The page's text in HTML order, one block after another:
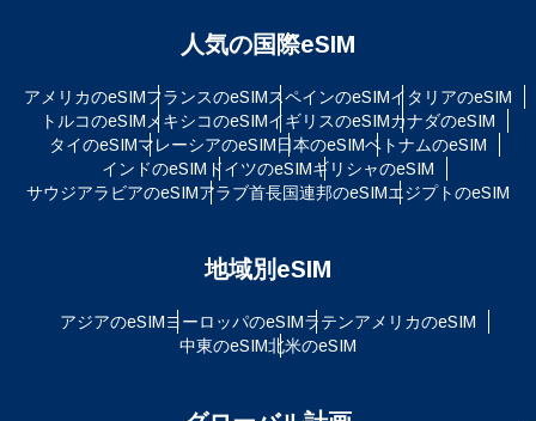
人気の国際eSIM
アメリカのeSIMフランスのeSIMスペインのeSIMイタリアのeSIM
トルコのeSIM メキシコのeSIMイギリスのeSIMカナダのeSIM
タイのeSIMマレーシアのeSIM日本のeSIMベトナムのeSIM
インドのeSIM ドイツのeSIMギリシャのeSIM
サウジアラビアのeSIMアラブ首長国連邦のeSIMエジプトのeSIM
地域別eSIM
アジアのeSIMヨーロッパのeSIMラテンアメリカのeSIM
中東のeSIM北米のeSIM